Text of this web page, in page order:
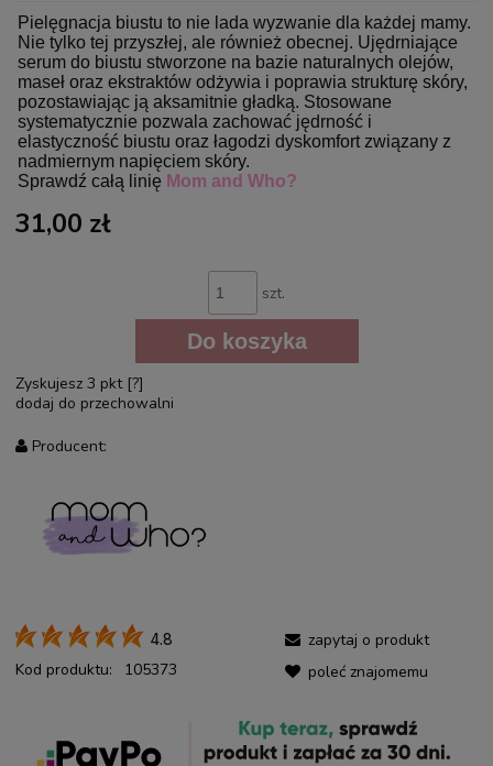
Pielęgnacja biustu to nie lada wyzwanie dla każdej mamy.
Nie tylko tej przyszłej, ale również obecnej. Ujędrniające
serum do biustu stworzone na bazie naturalnych olejów,
maseł oraz ekstraktów odżywia i poprawia strukturę skóry,
pozostawiając ją aksamitnie gładką. Stosowane
systematycznie pozwala zachować jędrność i
elastyczność biustu oraz łagodzi dyskomfort związany z
nadmiernym napięciem skóry.
Sprawdź całą linię Mom and Who?
31,00 zł
szt.
Do koszyka
Zyskujesz 3 pkt [?]
dodaj do przechowalni
Producent:
4.8
Kod produktu: 105373
zapytaj o produkt
poleć znajomemu